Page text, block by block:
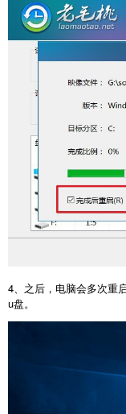
4、之后，电脑会多次重
u盘。